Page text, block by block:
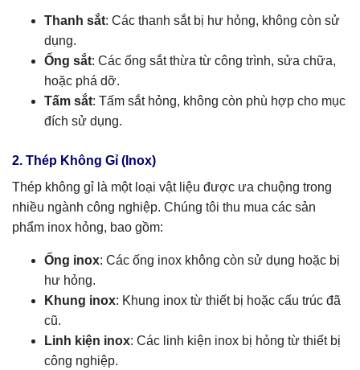
Thanh sắt: Các thanh sắt bị hư hỏng, không còn sử
dụng.
Ống sắt: Các ống sắt thừa từ công trình, sửa chữa,
hoặc phá dỡ.
Tấm sắt: Tấm sắt hỏng, không còn phù hợp cho mục
đích sử dụng.
2. Thép Không Gỉ (Inox)
Thép không gỉ là một loại vật liệu được ưa chuộng trong
nhiều ngành công nghiệp. Chúng tôi thu mua các sản
phẩm inox hỏng, bao gồm:
Ống inox: Các ống inox không còn sử dụng hoặc bị
hư hỏng.
Khung inox: Khung inox từ thiết bị hoặc cấu trúc đã
cũ.
Linh kiện inox: Các linh kiện inox bị hỏng từ thiết bị
công nghiệp.